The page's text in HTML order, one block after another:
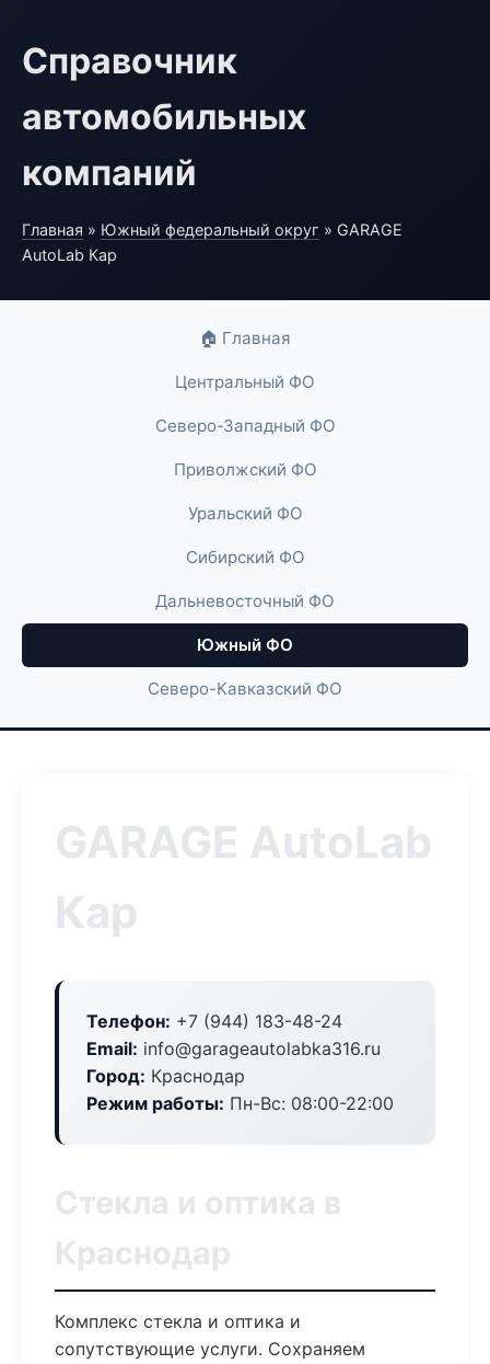
Справочник
автомобильных
компаний
Главная » Южный федеральный округ » GARAGE
AutoLab Кар
🏠 Главная
Центральный ФО
Северо-Западный ФО
Приволжский ФО
Уральский ФО
Сибирский ФО
Дальневосточный ФО
Южный ФО
Северо-Кавказский ФО
GARAGE AutoLab
Кар
Телефон: +7 (944) 183-48-24
Email: info@garageautolabka316.ru
Город: Краснодар
Режим работы: Пн-Вс: 08:00-22:00
Стекла и оптика в
Краснодар
Комплекс стекла и оптика и
сопутствующие услуги. Сохраняем